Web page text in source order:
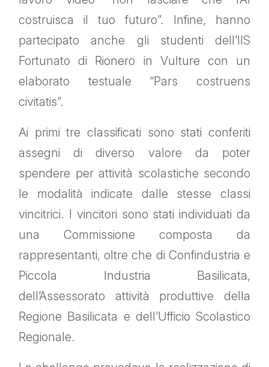
costruisca il tuo futuro”. Infine, hanno
partecipato anche gli studenti dell’IIS
Fortunato di Rionero in Vulture con un
elaborato testuale “Pars costruens
civitatis”.
Ai primi tre classificati sono stati conferiti
assegni di diverso valore da poter
spendere per attività scolastiche secondo
le modalità indicate dalle stesse classi
vincitrici. I vincitori sono stati individuati da
una Commissione composta da
rappresentanti, oltre che di Confindustria e
Piccola Industria Basilicata,
dell’Assessorato attività produttive della
Regione Basilicata e dell’Ufficio Scolastico
Regionale.